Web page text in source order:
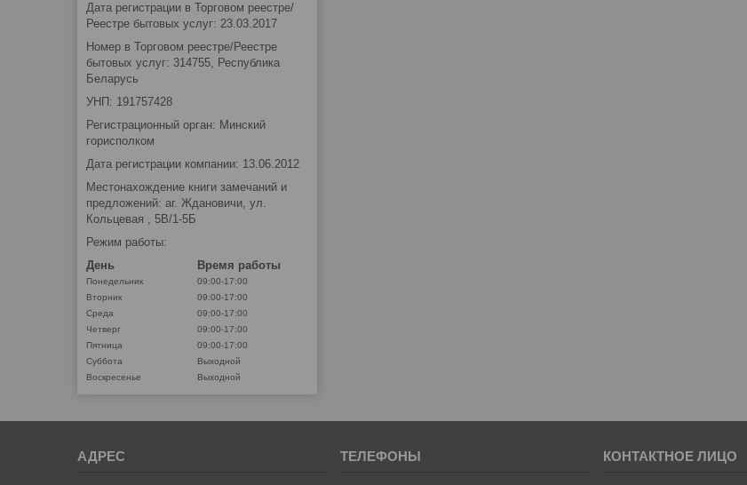
Дата регистрации в Торговом реестре/
Реестре бытовых услуг: 23.03.2017
Номер в Торговом реестре/Реестре
бытовых услуг: 314755, Республика
Беларусь
УНП: 191757428
Регистрационный орган: Минский
горисполком
Дата регистрации компании: 13.06.2012
Местонахождение книги замечаний и
предложений: аг. Ждановичи, ул.
Кольцевая , 5В/1-5Б
Режим работы:
День
Время работы
Понедельник
09:00-17:00
Вторник
09:00-17:00
Среда
09:00-17:00
Четверг
09:00-17:00
Пятница
09:00-17:00
Суббота
Выходной
Воскресенье
Выходной